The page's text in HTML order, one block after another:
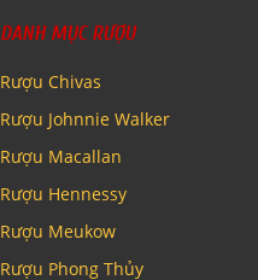
DANH MỤC RƯỢU
Rượu Chivas
Rượu Johnnie Walker
Rượu Macallan
Rượu Hennessy
Rượu Meukow
Rượu Phong Thủy